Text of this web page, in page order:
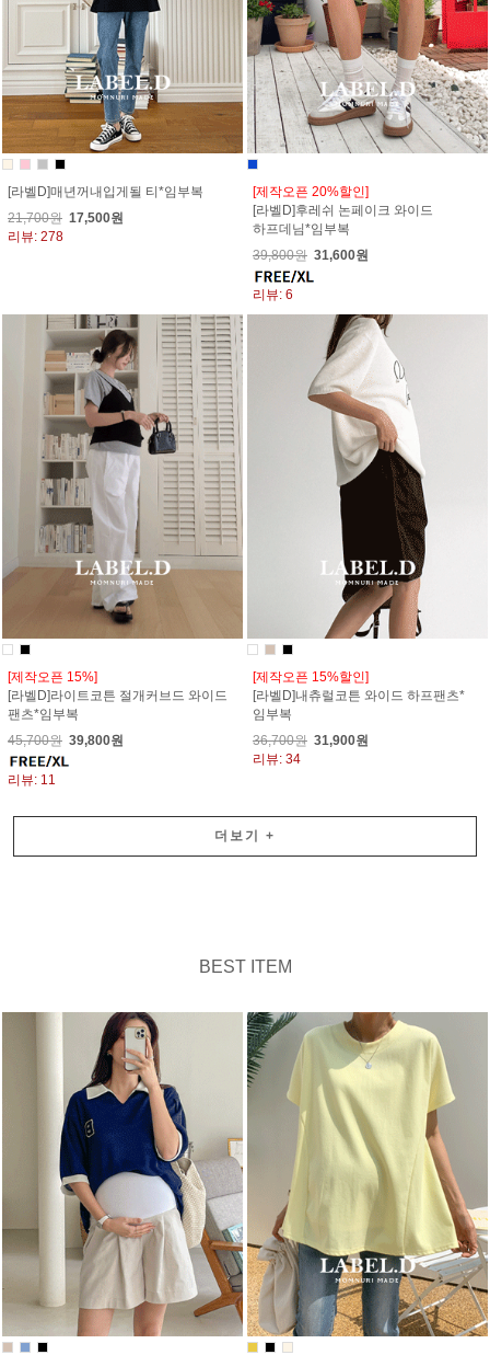
[라벨D]매년꺼내입게될 티*임부복
21,700원 17,500원
리뷰: 278
[제작오픈 20%할인]
[라벨D]후레쉬 논페이크 와이드
하프데님*임부복
39,800원 31,600원
리뷰: 6
[제작오픈 15%]
[라벨D]라이트코튼 절개커브드 와이드
팬츠*임부복
45,700원 39,800원
리뷰: 11
[제작오픈 15%할인]
[라벨D]내츄럴코튼 와이드 하프팬츠*
임부복
36,700원 31,900원
리뷰: 34
더보기 +
BEST ITEM